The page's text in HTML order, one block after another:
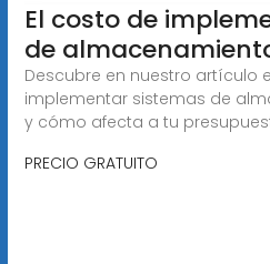
El costo de
de
Descubre en nuestro artículo
implementar sistemas de
y cómo afecta a tu
PRECIO GRATUITO